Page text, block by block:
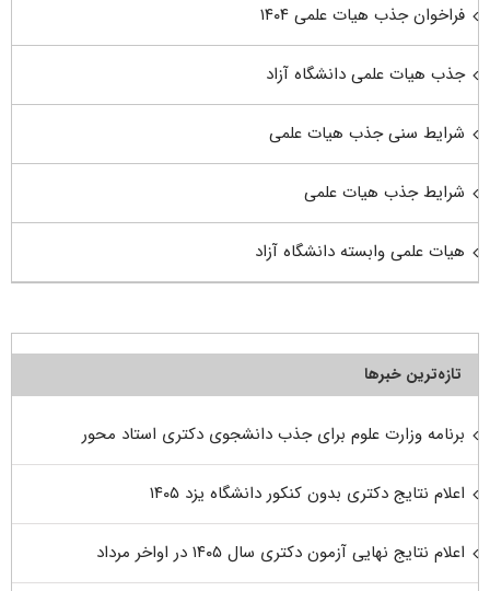
فراخوان جذب هیات علمی ۱۴۰۴
جذب هیات علمی دانشگاه آزاد
شرایط سنی جذب هیات علمی
شرایط جذب هیات علمی
هیات علمی وابسته دانشگاه آزاد
تازه‌ترین خبرها
برنامه وزارت علوم برای جذب دانشجوی دکتری استاد محور
اعلام نتایج دکتری بدون کنکور دانشگاه یزد ۱۴۰۵
اعلام نتایج نهایی آزمون دکتری سال ۱۴۰۵ در اواخر مرداد